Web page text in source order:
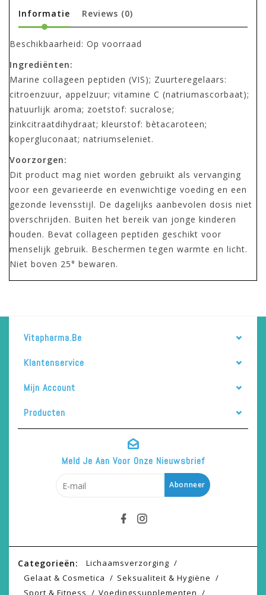
Informatie Reviews (0)
Beschikbaarheid: Op voorraad
Ingrediënten:
Marine collageen peptiden (VIS); Zuurteregelaars:
citroenzuur, appelzuur; vitamine C (natriumascorbaat);
natuurlijk aroma; zoetstof: sucralose;
zinkcitraatdihydraat; kleurstof: bètacaroteen;
kopergluconaat; natriumseleniet.
Voorzorgen:
Dit product mag niet worden gebruikt als vervanging
voor een gevarieerde en evenwichtige voeding en een
gezonde levensstijl. De dagelijks aanbevolen dosis niet
overschrijden. Buiten het bereik van jonge kinderen
houden. Bevat collageen peptiden geschikt voor
menselijk gebruik. Beschermen tegen warmte en licht.
Niet boven 25° bewaren.
Vitapharma.be
Klantenservice
Mijn Account
Producten
Meld Je Aan Voor Onze Nieuwsbrief
Abonneer
Categorieën:
Lichaamsverzorging
Gelaat & Cosmetica
Seksualiteit & Hygiëne
Sport & Fitness
Voedingssupplementen